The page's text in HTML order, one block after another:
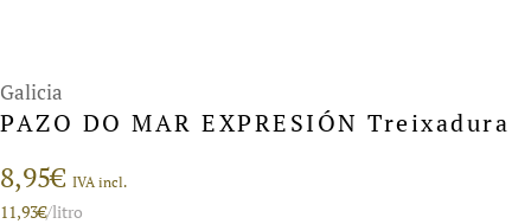
Galicia
PAZO DO MAR EXPRESIÓN Treixadura
8,95€ IVA incl.
11,93€/litro